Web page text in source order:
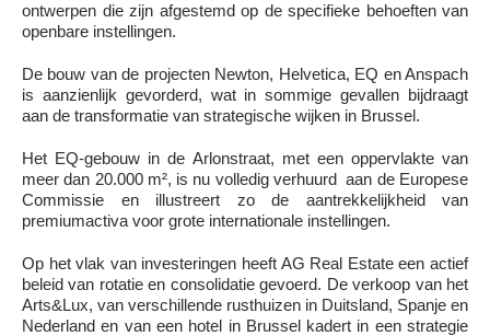
ontwerpen die zijn afgestemd op de specifieke behoeften van
openbare instellingen.
De bouw van de projecten Newton, Helvetica, EQ en Anspach
is aanzienlijk gevorderd, wat in sommige gevallen bijdraagt
aan de transformatie van strategische wijken in Brussel.
Het EQ-gebouw in de Arlonstraat, met een oppervlakte van
meer dan 20.000 m², is nu volledig verhuurd aan de Europese
Commissie en illustreert zo de aantrekkelijkheid van
premiumactiva voor grote internationale instellingen.
Op het vlak van investeringen heeft AG Real Estate een actief
beleid van rotatie en consolidatie gevoerd. De verkoop van het
Arts&Lux, van verschillende rusthuizen in Duitsland, Spanje en
Nederland en van een hotel in Brussel kadert in een strategie